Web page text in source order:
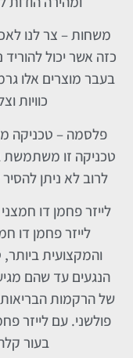
משחות – צר לנו
כזה אשר יכול
בעבר מוצרים אלו
כוויות
פלסמה – טכניקה
טכניקה זו משתמשת
לרוב לא ניתן
לייזר פחמן דו
לייזר פחמן דו
והמקצועית ביותר,
הנגעים עד שהם
של הרקמות הבריאות
פולשני. עם לייזר
בעור